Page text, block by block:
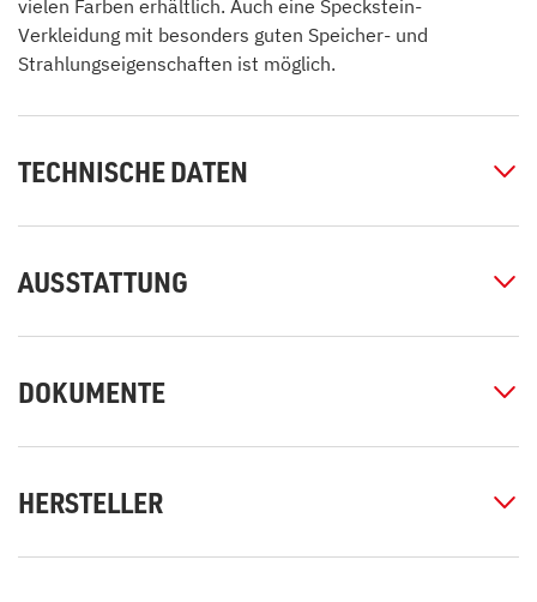
vielen Farben erhältlich. Auch eine Speckstein-
Verkleidung mit besonders guten Speicher- und
Strahlungseigenschaften ist möglich.
TECHNISCHE DATEN
AUSSTATTUNG
DOKUMENTE
HERSTELLER